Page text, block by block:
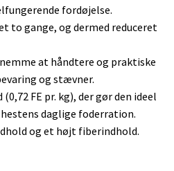
fordøjelse.
to gange, og dermed reduceret
at håndtere og praktiske
og stævner.
FE pr. kg), der gør den ideel
daglige foderration.
og et højt fiberindhold.